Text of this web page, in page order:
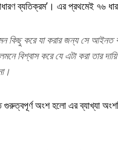
ব্যতিক্রম’। এর প্রথমেই ৭৬
কিছু করে যা করার জন্য সে আইনত
বিশ্বাস করে যে এটা করা তার
গুরুত্বপূর্ণ অংশ হলো এর ব্যাখ্যা